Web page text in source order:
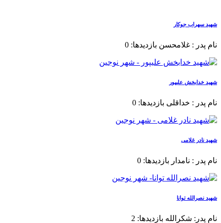
شهید سهراب جوکار
نام پدر : غلامحسن بازدیدها: 0
شهید خدابخش علیپور
نام پدر : خداقلی بازدیدها: 0
شهید نادر غلامی
نام پدر : نامدار بازدیدها: 0
شهید نصرالله توانا
نام پدر: شکرالله بازدیدها: 2